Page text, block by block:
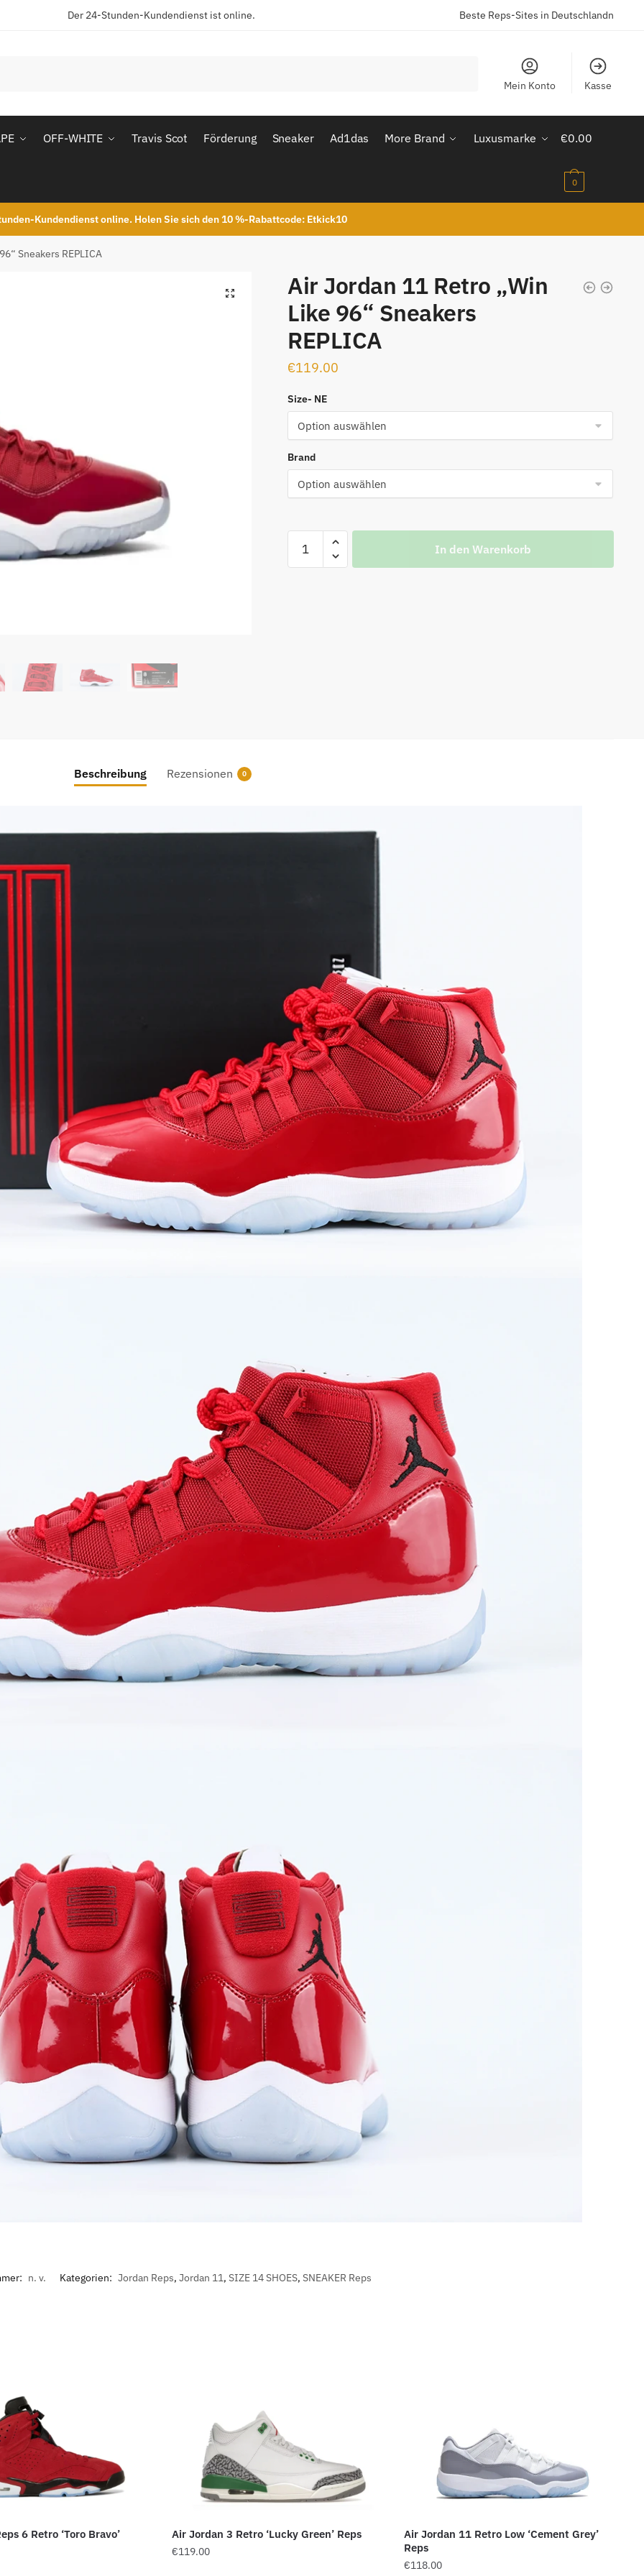
Der 24-Stunden-Kundendienst ist online. Beste Reps-Sites in Deutschlandn
Mein Konto Kasse
OFF-WHITE Travis Scot Förderung Sneaker Ad1das More Brand Luxusmarke €0.00
0
Kundendienst online. Holen Sie sich den 10 %-Rabattcode: Etkick10
Sneakers REPLICA
Air Jordan 11 Retro „Win
Like 96“ Sneakers
REPLICA
€119.00
Size- NE
Brand
Jordan
In den Warenkorb
Beschreibung Rezensionen 0
n. v. Kategorien: Jordan Reps, Jordan 11, SIZE 14 SHOES, SNEAKER Reps
6 Retro ‘Toro Bravo’ Air Jordan 3 Retro ‘Lucky Green’ Reps
€119.00
Air Jordan 11 Retro Low ‘Cement Grey’
Reps
€118.00